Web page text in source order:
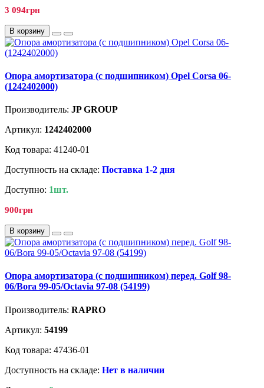
3 094грн
В корзину
Опора амортизатора (с подшипником) Opel Corsa 06-
(1242402000)
Производитель: JP GROUP
Артикул: 1242402000
Код товара: 41240-01
Доступность на складе: Поставка 1-2 дня
Доступно: 1шт.
900грн
В корзину
Опора амортизатора (с подшипником) перед. Golf 98-
06/Bora 99-05/Octavia 97-08 (54199)
Производитель: RAPRO
Артикул: 54199
Код товара: 47436-01
Доступность на складе: Нет в наличии